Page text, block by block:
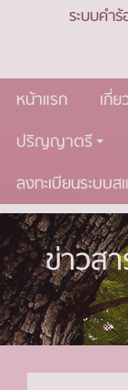
ระบบคำ
หน้าแรก เกี่
ปริญญาตรี
ลงทะเบียนระบบ
ข่าวส